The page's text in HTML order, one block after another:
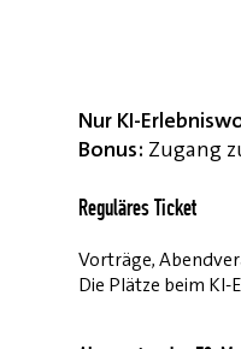
Nur KI-
Bonus: Zugang
Reguläres Ticket
Vorträge,
Die Plätze beim